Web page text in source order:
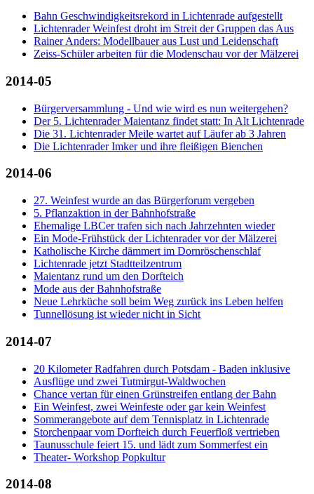
Bahn Geschwindigkeitsrekord in Lichtenrade aufgestellt
Lichtenrader Weinfest droht im Streit der Gruppen das Aus
Rainer Anders: Modellbauer aus Lust und Leidenschaft
Zeiss-Schüler arbeiten für die Modenschau vor der Mälzerei
2014-05
Bürgerversammlung - Und wie wird es nun weitergehen?
Der 5. Lichtenrader Maientanz findet statt: In Alt Lichtenrade
Die 31. Lichtenrader Meile wartet auf Läufer ab 3 Jahren
Die Lichtenrader Imker und ihre fleißigen Bienchen
2014-06
27. Weinfest wurde an das Bürgerforum vergeben
5. Pflanzaktion in der Bahnhofstraße
Ehemalige LBCer trafen sich nach Jahrzehnten wieder
Ein Mode-Frühstück der Lichtenrader vor der Mälzerei
Katholische Kirche dämmert im Dornröschenschlaf
Lichtenrade jetzt Stadtteilzentrum
Maientanz rund um den Dorfteich
Mode aus der Bahnhofstraße
Neue Lehrküche soll beim Weg zurück ins Leben helfen
Tunnellösung ist wieder nicht in Sicht
2014-07
20 Kilometer Radfahren durch Potsdam - Baden inklusive
Ausflüge und zwei Tutmirgut-Waldwochen
Chance vertan für einen Grünstreifen entlang der Bahn
Ein Weinfest, zwei Weinfeste oder gar kein Weinfest
Sommerangebote auf dem Tennisplatz in Lichtenrade
Storchenpaar vom Dorfteich durch Feuerfloß vertrieben
Taunusschule feiert 15. und lädt zum Sommerfest ein
Theater- Workshop Popkultur
2014-08